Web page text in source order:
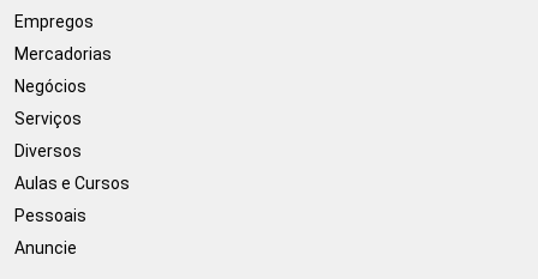
Empregos
Mercadorias
Negócios
Serviços
Diversos
Aulas e Cursos
Pessoais
Anuncie